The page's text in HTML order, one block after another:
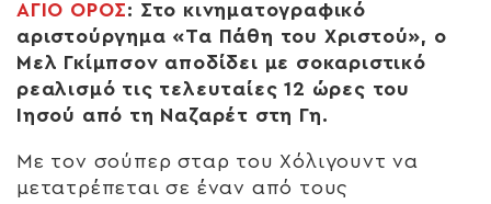
ΑΓΙΟ ΟΡΟΣ: Στο κινηματογραφικό
αριστούργημα «Τα Πάθη του Χριστού», ο
Μελ Γκίμπσον αποδίδει με σοκαριστικό
ρεαλισμό τις τελευταίες 12 ώρες του
Ιησού από τη Ναζαρέτ στη Γη.
Με τον σούπερ σταρ του Χόλιγουντ να
μετατρέπεται σε έναν από τους